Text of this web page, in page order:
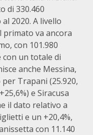
di 330.460
2020. A livello
primato va ancora
con 101.980
con un totale di
anche Messina,
Trapani (25.920,
e Siracusa
il dato relativo a
e un +20,4%,
con 11.140